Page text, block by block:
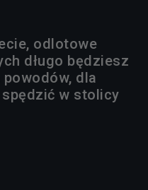
odlotowe
długo będziesz
dla
w stolicy